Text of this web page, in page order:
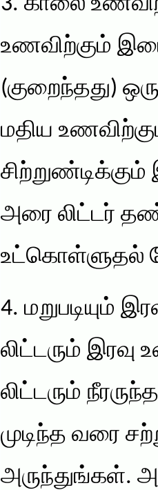
உணவிற்கும்
(குறைந்தது)
மதிய
அரை லிட்டர்
உட்கொள்ளுதல்
4. மறுபடியும்
லிட்டரும் இரவு
லிட்டரும்
முடிந்த வரை
அருந்துங்கள்.